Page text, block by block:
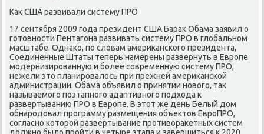
Как США развивали систему ПРО
17 сентября 2009 года президент США Барак Обама заявил о
готовности Пентагона развивать систему ПРО в глобальном
масштабе. Однако, по словам американского президента,
Соединенные Штаты теперь намерены развернуть в Европе
модернизированную и более современную систему ПРО,
нежели это планировалось при прежней американской
администрации. Обама объявил о принятии нового, так
называемого поэтапного адаптивного подхода к
развертыванию ПРО в Европе. В этот же день Белый дом
обнародовал программу размещения объектов ЕвроПРО,
согласно которой развертывание противоракетных систем